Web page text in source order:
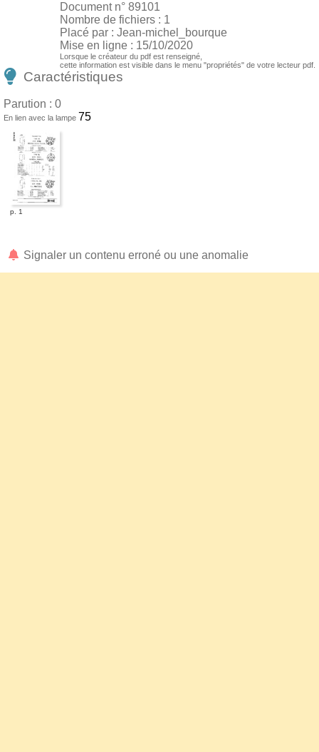
Document n° 89101
Nombre de fichiers : 1
Placé par : Jean-michel_bourque
Mise en ligne : 15/10/2020
Lorsque le créateur du pdf est renseigné,
cette information est visible dans le menu "propriétés" de votre lecteur pdf.
Caractéristiques
Parution : 0
En lien avec la lampe 75
p. 1
Signaler un contenu erroné ou une anomalie